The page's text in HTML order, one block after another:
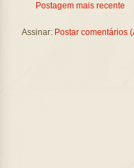
Postagem mais recente
Assinar: Postar comentários